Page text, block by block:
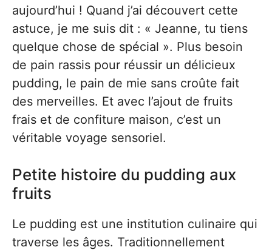
aujourd’hui ! Quand j’ai découvert cette
astuce, je me suis dit : « Jeanne, tu tiens
quelque chose de spécial ». Plus besoin
de pain rassis pour réussir un délicieux
pudding, le pain de mie sans croûte fait
des merveilles. Et avec l’ajout de fruits
frais et de confiture maison, c’est un
véritable voyage sensoriel.
Petite histoire du pudding aux
fruits
Le pudding est une institution culinaire qui
traverse les âges. Traditionnellement